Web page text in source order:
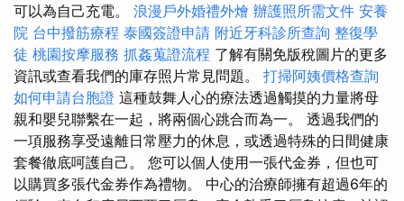
可以為自己充電。 浪漫戶外婚禮外燴 辦護照所需文件 安養
院 台中撥筋療程 泰國簽證申請 附近牙科診所查詢 整復學
徒 桃園按摩服務 抓姦蒐證流程 了解有關免版稅圖片的更多
資訊或查看我們的庫存照片常見問題。 打掃阿姨價格查詢
如何申請台胞證 這種鼓舞人心的療法透過觸摸的力量將母
親和嬰兒聯繫在一起，將兩個心跳合而為一。 透過我們的
一項服務享受遠離日常壓力的休息，或透過特殊的日間健康
套餐徹底呵護自己。 您可以個人使用一張代金券，但也可
以購買多張代金券作為禮物。 中心的治療師擁有超過6年的